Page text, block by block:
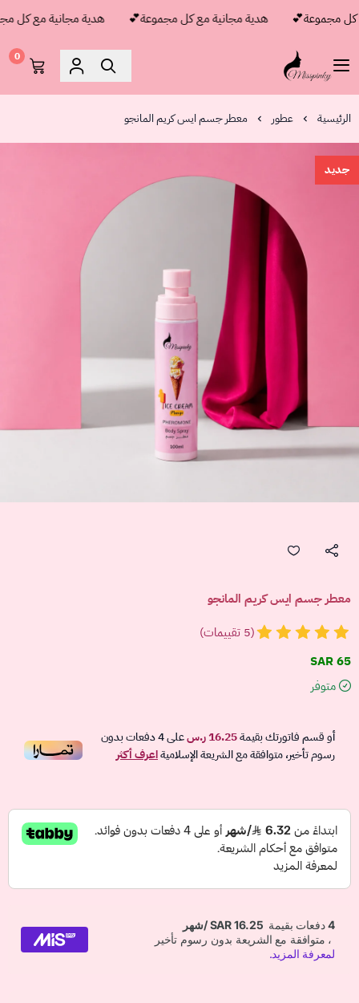
مجموعة💕 هدية مجانية مع كل مجموعة💕 هدية مجانية مع كل
مس بنكي
0
الرئيسية عطور معطر جسم ايس كريم المانجو
جديد
معطر جسم ايس كريم المانجو
(5 تقييمات)
65 SAR
متوفر
أو قسم فاتورتك بقيمة16.25 ر.س على4دفعات بدون
رسوم تأخير، متوافقة مع الشريعة الإسلاميةاعرف أكثر